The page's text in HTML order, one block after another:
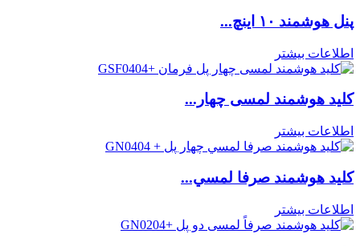
پنل هوشمند ۱۰ اینچ...
اطلاعات بیشتر
کلید هوشمند لمسی چهار...
اطلاعات بیشتر
كليد هوشمند صرفا لمسي...
اطلاعات بیشتر